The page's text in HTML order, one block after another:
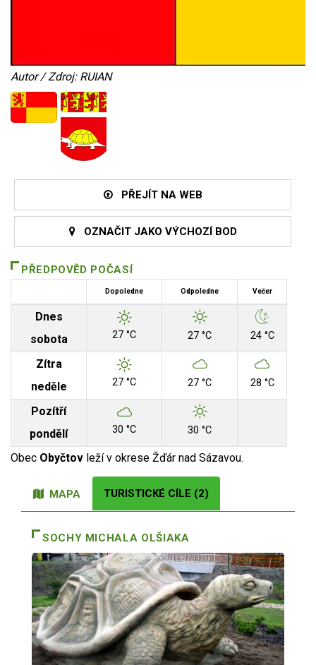
Autor / Zdroj: RUIAN
PŘEJÍT NA WEB
OZNAČIT JAKO VÝCHOZÍ BOD
PŘEDPOVĚD POČASÍ
Dopoledne Odpoledne Večer
Dnes
sobota
27 °C 27 °C 24 °C
Zítra
neděle
27 °C 27 °C 28 °C
Pozítří
pondělí
30 °C 30 °C
Obec Obyčtov leží v okrese Žďár nad Sázavou.
MAPA TURISTICKÉ CÍLE (2)
SOCHY MICHALA OLŠIAKA